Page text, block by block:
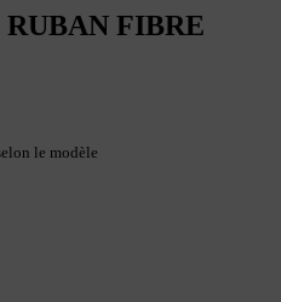
FIBRE
le modèle